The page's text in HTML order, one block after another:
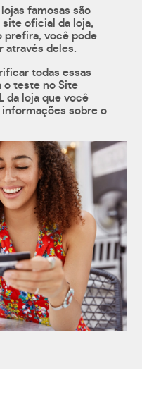
famosas são
oficial da loja,
prefira, você pode
através deles.
todas essas
o teste no Site
da loja que você
sobre o